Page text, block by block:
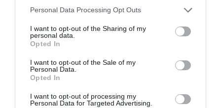
Personal Data Processing Opt Outs
I want to opt-out of the Sharing of my
personal data.
Opted In
I want to opt-out of the Sale of my
Personal Data.
Opted In
I want to opt-out of processing my
Personal Data for Targeted Advertising.
profundidad para restablecer el equilibrio del
más flexible, está más sana, mate y purificada. P.V.P:
12,00 €.
●Mascarilla purificante. Gracias a su concentración en
arcilla naturalmente
afina el cutis. Aplicar una vez a la semana, durante 10